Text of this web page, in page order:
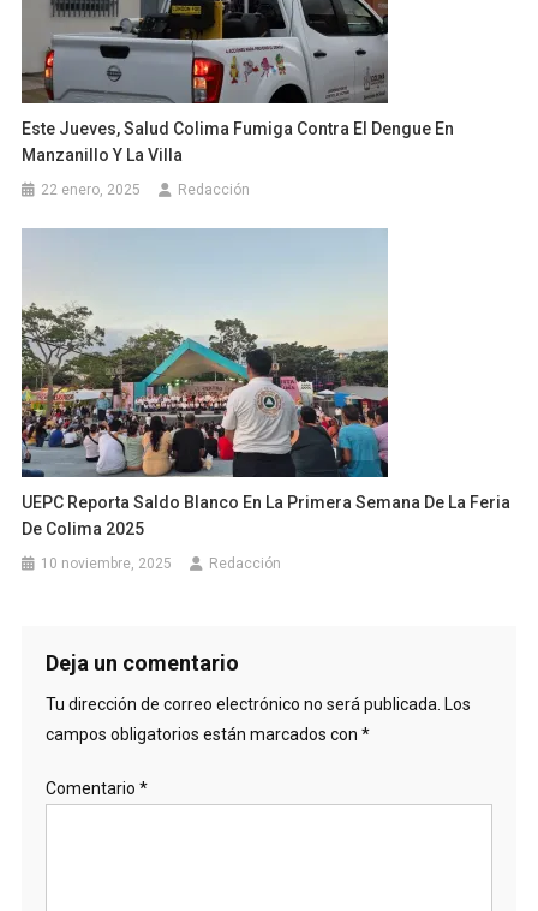
Este Jueves, Salud Colima Fumiga Contra El Dengue En
Manzanillo Y La Villa
22 enero, 2025 Redacción
UEPC Reporta Saldo Blanco En La Primera Semana De La Feria
De Colima 2025
10 noviembre, 2025 Redacción
Deja un comentario
Tu dirección de correo electrónico no será publicada. Los
campos obligatorios están marcados con *
Comentario *